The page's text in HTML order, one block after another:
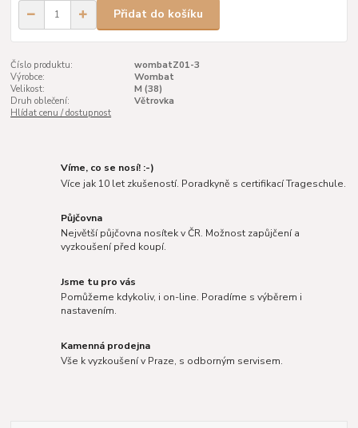
Přidat do košíku
Číslo produktu:
wombatZ01-3
Výrobce:
Wombat
Velikost:
M (38)
Druh oblečení:
Větrovka
Hlídat cenu / dostupnost
Víme, co se nosí! :-)
Více jak 10 let zkušeností. Poradkyně s certifikací Trageschule.
Půjčovna
Největší půjčovna nosítek v ČR. Možnost zapůjčení a
vyzkoušení před koupí.
Jsme tu pro vás
Pomůžeme kdykoliv, i on-line. Poradíme s výběrem i
nastavením.
Kamenná prodejna
Vše k vyzkoušení v Praze, s odborným servisem.